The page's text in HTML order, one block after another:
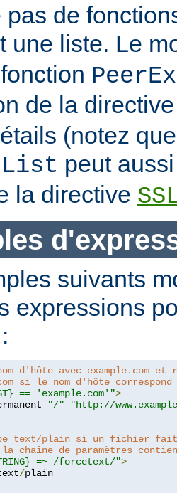
pas de
une liste. Le
de la
(notez
peut
la directive
suivants
expressions
d'hôte avec example.com
si le nom d'hôte correspond
== 'example.com'">
"/"
"http://
text/plain si un fichier
la chaîne de paramètres
=~ /forcetext/">
/